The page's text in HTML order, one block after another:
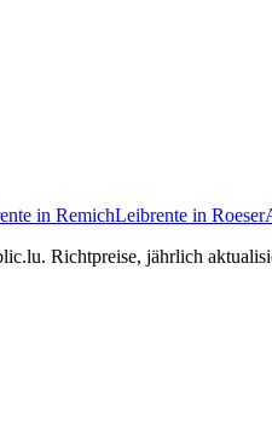
in RemichLeibrente in Roeser
Richtpreise, jährlich